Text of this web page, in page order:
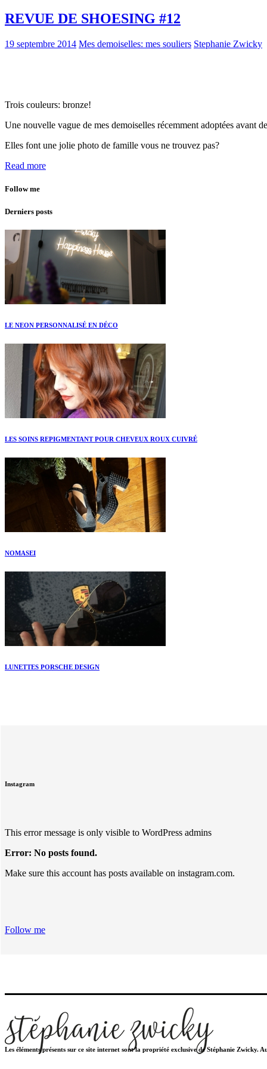
REVUE DE SHOESING #12
19 septembre 2014 Mes demoiselles: mes souliers Stephanie Zwicky
Trois couleurs: bronze!
Une nouvelle vague de mes demoiselles récemment adoptées avant
Elles font une jolie photo de famille vous ne trouvez pas?
Read more
Follow me
Derniers posts
LE NEON PERSONNALISÉ EN DÉCO
LES SOINS REPIGMENTANT POUR CHEVEUX ROUX CUIVRÉ
NOMASEI
LUNETTES PORSCHE DESIGN
Instagram
This error message is only visible to WordPress admins
Error: No posts found.
Make sure this account has posts available on instagram.com.
Follow me
Les éléments présents sur ce site internet sont la propriété exclusive de Stéphanie